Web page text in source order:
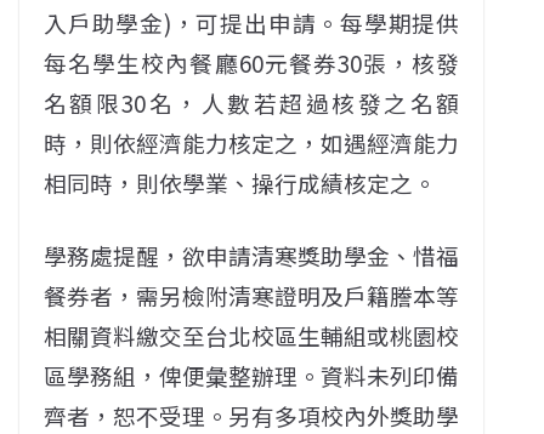
入戶助學金)，可提出申請。每學期提供
每名學生校內餐廳60元餐券30張，核發
名額限30名，人數若超過核發之名額
時，則依經濟能力核定之，如遇經濟能力
相同時，則依學業、操行成績核定之。
學務處提醒，欲申請清寒獎助學金、惜福
餐券者，需另檢附清寒證明及戶籍謄本等
相關資料繳交至台北校區生輔組或桃園校
區學務組，俾便彙整辦理。資料未列印備
齊者，恕不受理。另有多項校內外獎助學